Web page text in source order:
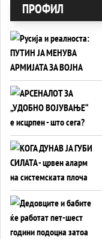
ПРОФИЛ